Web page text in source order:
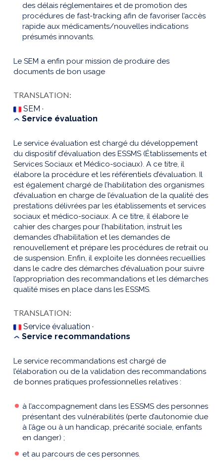
des délais réglementaires et de promotion des
procédures de fast-tracking afin de favoriser l’accès
rapide aux médicaments/nouvelles indications
présumés innovants.
Le SEM a enfin pour mission de produire des
documents de bon usage
TRANSLATION:
SEM ·
Service évaluation
Le service évaluation est chargé du développement
du dispositif d’évaluation des ESSMS (Établissements et
Services Sociaux et Médico-sociaux). A ce titre, il
élabore la procédure et les référentiels d’évaluation. Il
est également chargé de l’habilitation des organismes
d’évaluation en charge de l’évaluation de la qualité des
prestations délivrées par les établissements et services
sociaux et médico-sociaux. A ce titre, il élabore le
cahier des charges pour l’habilitation, instruit les
demandes d’habilitation et les demandes de
renouvellement et prépare les procédures de retrait ou
de suspension. Enfin, il exploite les données recueillies
dans le cadre des démarches d’évaluation pour suivre
l’appropriation des recommandations et les démarches
qualité mises en place dans les ESSMS.
TRANSLATION:
Service évaluation ·
Service recommandations
Le service recommandations est chargé de
l’élaboration ou de la validation des recommandations
de bonnes pratiques professionnelles relatives :
à l’accompagnement dans les ESSMS des personnes
présentant des vulnérabilités (perte d’autonomie due
à l’âge ou à un handicap, précarité sociale, enfants
en danger) ;
et au parcours de ces personnes.